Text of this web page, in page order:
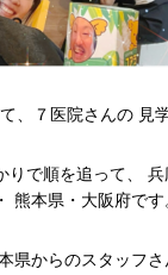
、７医院さんの 見
りで順を追って、
熊本県・大阪府です
県からのスタッフさ